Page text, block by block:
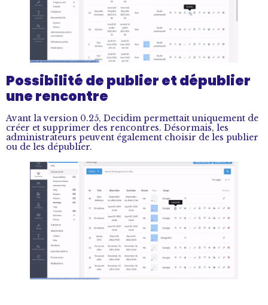
Possibilité de publier et dépublier
une rencontre
Avant la version 0.25, Decidim permettait uniquement de
créer et supprimer des rencontres. Désormais, les
administrateurs peuvent également choisir de les publier
ou de les dépublier.